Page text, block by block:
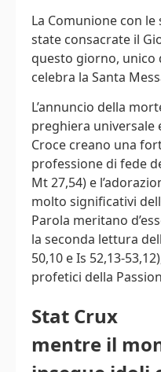
La Comunione con
state consacrate il
questo giorno, unico
celebra la Santa
L’annuncio della
preghiera universale
Croce creano una
professione di fede
Mt 27,54) e
molto significativi
Parola meritano
la seconda lettura
50,10 e Is 52,13-
profetici della
Stat Crux
mentre il